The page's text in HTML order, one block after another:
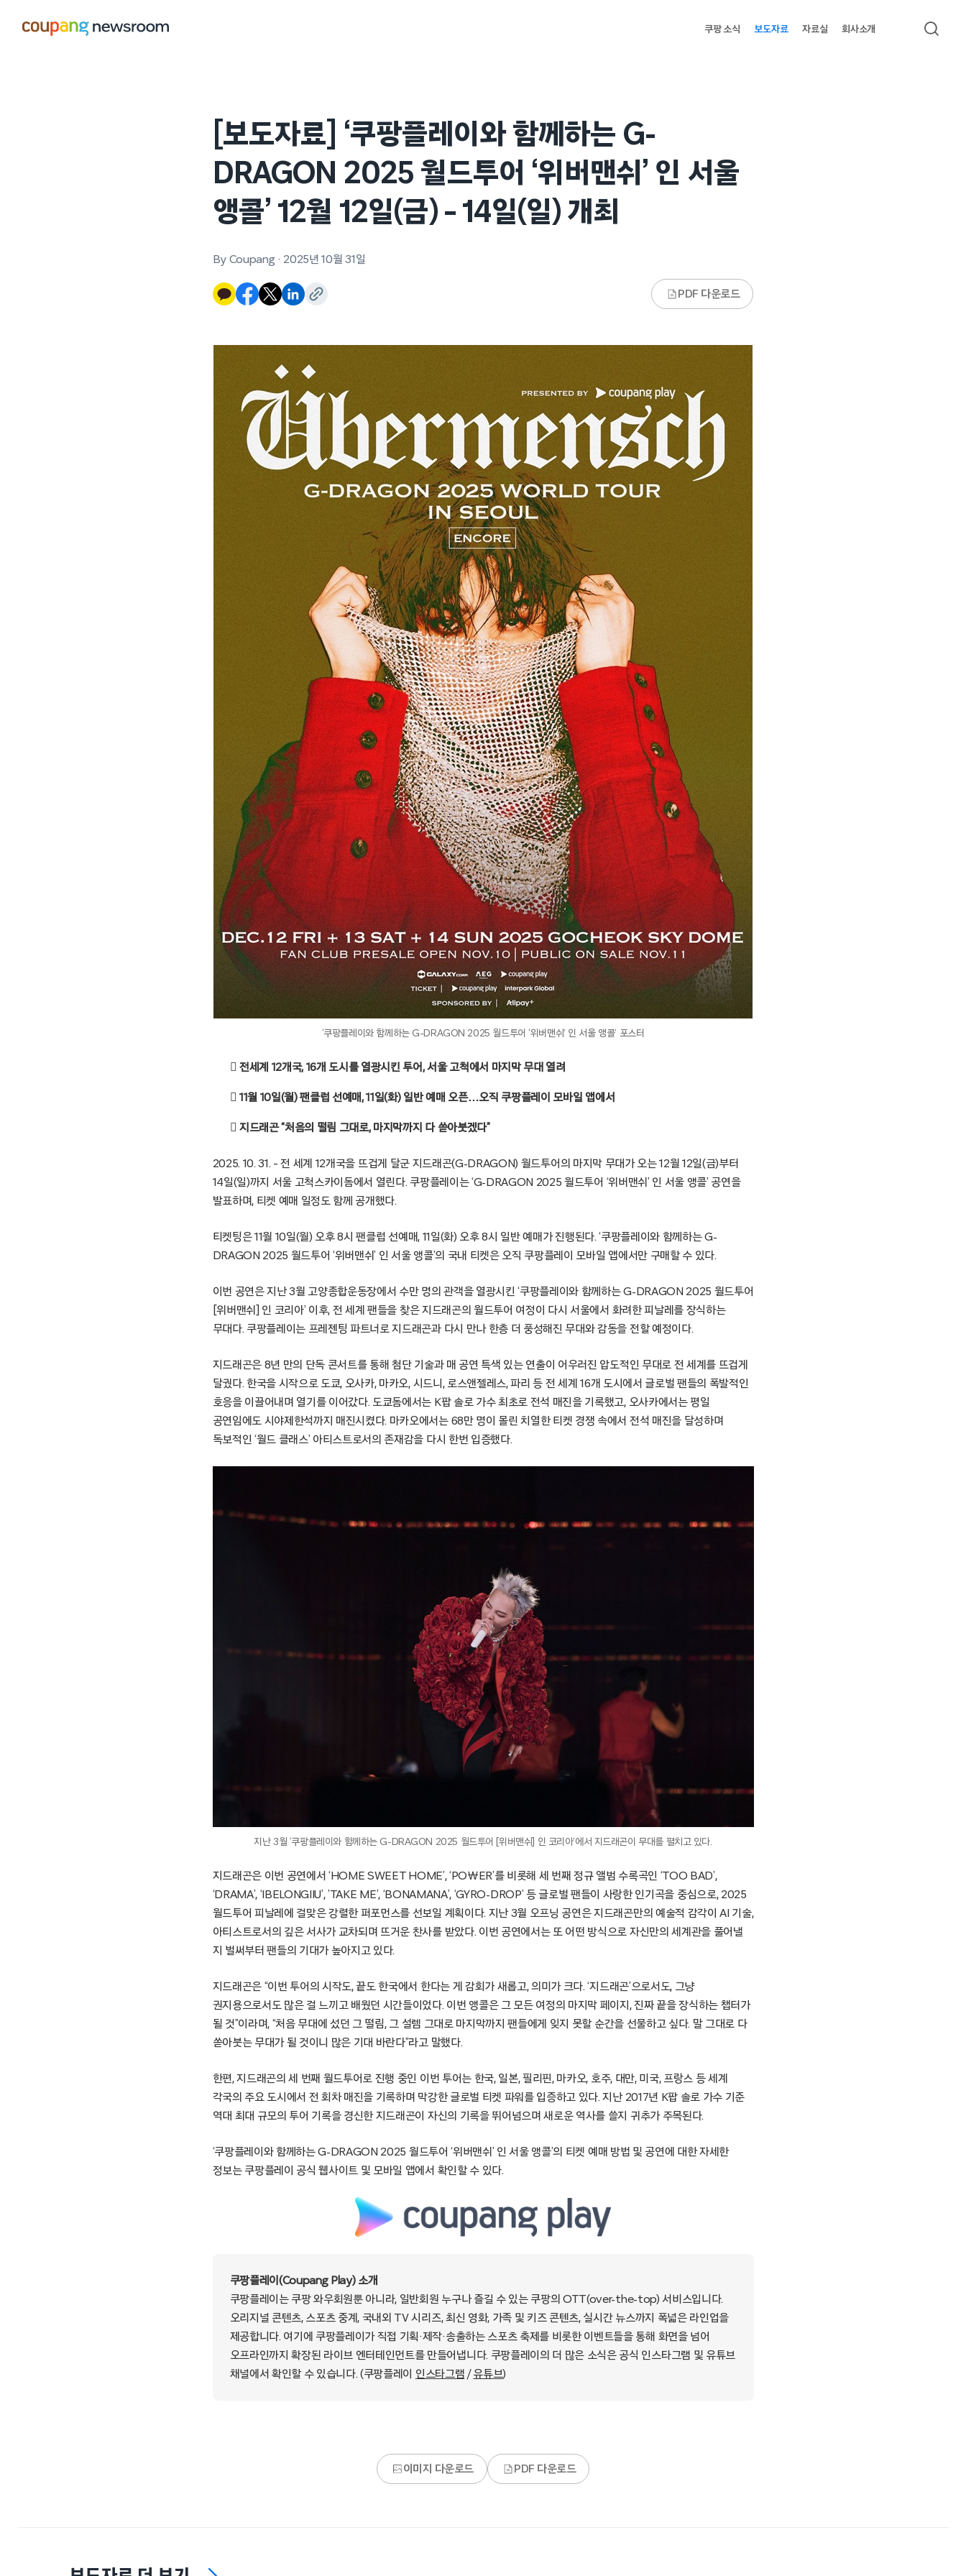
쿠팡 소식 보도자료 자료실 회사소개 검색
[보도자료] ‘쿠팡플레이와 함께하는 G-
DRAGON 2025 월드투어 ‘위버맨쉬’ 인 서울
앵콜’ 12월 12일(금) – 14일(일) 개최
By Coupang · 2025년 10월 31일
PDF 다운로드
‘쿠팡플레이와 함께하는 G-DRAGON 2025 월드투어 ‘위버맨쉬’ 인 서울 앵콜’ 포스터
 전세계 12개국, 16개 도시를 열광시킨 투어, 서울 고척에서 마지막 무대 열려
 11월 10일(월) 팬클럽 선예매, 11일(화) 일반 예매 오픈…오직 쿠팡플레이 모바일 앱에서
 지드래곤 “처음의 떨림 그대로, 마지막까지 다 쏟아붓겠다”
2025. 10. 31. – 전 세계 12개국을 뜨겁게 달군 지드래곤(G-DRAGON) 월드투어의 마지막 무대가 오는 12월 12일(금)부터
14일(일)까지 서울 고척스카이돔에서 열린다. 쿠팡플레이는 ‘G-DRAGON 2025 월드투어 ‘위버맨쉬’ 인 서울 앵콜’ 공연을
발표하며, 티켓 예매 일정도 함께 공개했다.
티켓팅은 11월 10일(월) 오후 8시 팬클럽 선예매, 11일(화) 오후 8시 일반 예매가 진행된다. ‘쿠팡플레이와 함께하는 G-
DRAGON 2025 월드투어 ‘위버맨쉬’ 인 서울 앵콜’의 국내 티켓은 오직 쿠팡플레이 모바일 앱에서만 구매할 수 있다.
이번 공연은 지난 3월 고양종합운동장에서 수만 명의 관객을 열광시킨 ‘쿠팡플레이와 함께하는 G-DRAGON 2025 월드투어
[위버맨쉬] 인 코리아’ 이후, 전 세계 팬들을 찾은 지드래곤의 월드투어 여정이 다시 서울에서 화려한 피날레를 장식하는
무대다. 쿠팡플레이는 프레젠팅 파트너로 지드래곤과 다시 만나 한층 더 풍성해진 무대와 감동을 전할 예정이다.
지드래곤은 8년 만의 단독 콘서트를 통해 첨단 기술과 매 공연 특색 있는 연출이 어우러진 압도적인 무대로 전 세계를 뜨겁게
달궜다. 한국을 시작으로 도쿄, 오사카, 마카오, 시드니, 로스앤젤레스, 파리 등 전 세계 16개 도시에서 글로벌 팬들의 폭발적인
호응을 이끌어내며 열기를 이어갔다. 도쿄돔에서는 K팝 솔로 가수 최초로 전석 매진을 기록했고, 오사카에서는 평일
공연임에도 시야제한석까지 매진시켰다. 마카오에서는 68만 명이 몰린 치열한 티켓 경쟁 속에서 전석 매진을 달성하며
독보적인 ‘월드 클래스’ 아티스트로서의 존재감을 다시 한번 입증했다.
지난 3월 ‘쿠팡플레이와 함께하는 G-DRAGON 2025 월드투어 [위버맨쉬] 인 코리아’에서 지드래곤이 무대를 펼치고 있다.
지드래곤은 이번 공연에서 ‘HOME SWEET HOME’, ‘PO￦ER’를 비롯해 세 번째 정규 앨범 수록곡인 ‘TOO BAD’,
‘DRAMA’, ‘IBELONGIIU’, ’TAKE ME’, ‘BONAMANA’, ‘GYRO-DROP’ 등 글로벌 팬들이 사랑한 인기곡을 중심으로, 2025
월드투어 피날레에 걸맞은 강렬한 퍼포먼스를 선보일 계획이다. 지난 3월 오프닝 공연은 지드래곤만의 예술적 감각이 AI 기술,
아티스트로서의 깊은 서사가 교차되며 뜨거운 찬사를 받았다. 이번 공연에서는 또 어떤 방식으로 자신만의 세계관을 풀어낼
지 벌써부터 팬들의 기대가 높아지고 있다.
지드래곤은 “이번 투어의 시작도, 끝도 한국에서 한다는 게 감회가 새롭고, 의미가 크다. ‘지드래곤’으로서도, 그냥
권지용으로서도 많은 걸 느끼고 배웠던 시간들이었다. 이번 앵콜은 그 모든 여정의 마지막 페이지, 진짜 끝을 장식하는 챕터가
될 것”이라며, “처음 무대에 섰던 그 떨림, 그 설렘 그대로 마지막까지 팬들에게 잊지 못할 순간을 선물하고 싶다. 말 그대로 다
쏟아붓는 무대가 될 것이니 많은 기대 바란다”라고 말했다.
한편, 지드래곤의 세 번째 월드투어로 진행 중인 이번 투어는 한국, 일본, 필리핀, 마카오, 호주, 대만, 미국, 프랑스 등 세계
각국의 주요 도시에서 전 회차 매진을 기록하며 막강한 글로벌 티켓 파워를 입증하고 있다. 지난 2017년 K팝 솔로 가수 기준
역대 최대 규모의 투어 기록을 경신한 지드래곤이 자신의 기록을 뛰어넘으며 새로운 역사를 쓸지 귀추가 주목된다.
‘쿠팡플레이와 함께하는 G-DRAGON 2025 월드투어 ‘위버맨쉬’ 인 서울 앵콜’의 티켓 예매 방법 및 공연에 대한 자세한
정보는 쿠팡플레이 공식 웹사이트 및 모바일 앱에서 확인할 수 있다.
쿠팡플레이(Coupang Play) 소개
쿠팡플레이는 쿠팡 와우회원뿐 아니라, 일반회원 누구나 즐길 수 있는 쿠팡의 OTT(over-the-top) 서비스입니다.
오리지널 콘텐츠, 스포츠 중계, 국내외 TV 시리즈, 최신 영화, 가족 및 키즈 콘텐츠, 실시간 뉴스까지 폭넓은 라인업을
제공합니다. 여기에 쿠팡플레이가 직접 기획·제작·송출하는 스포츠 축제를 비롯한 이벤트들을 통해 화면을 넘어
오프라인까지 확장된 라이브 엔터테인먼트를 만들어냅니다. 쿠팡플레이의 더 많은 소식은 공식 인스타그램 및 유튜브
채널에서 확인할 수 있습니다. (쿠팡플레이 인스타그램 /유튜브)
이미지 다운로드 PDF 다운로드